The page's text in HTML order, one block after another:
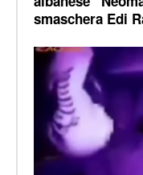
smaschera Edi